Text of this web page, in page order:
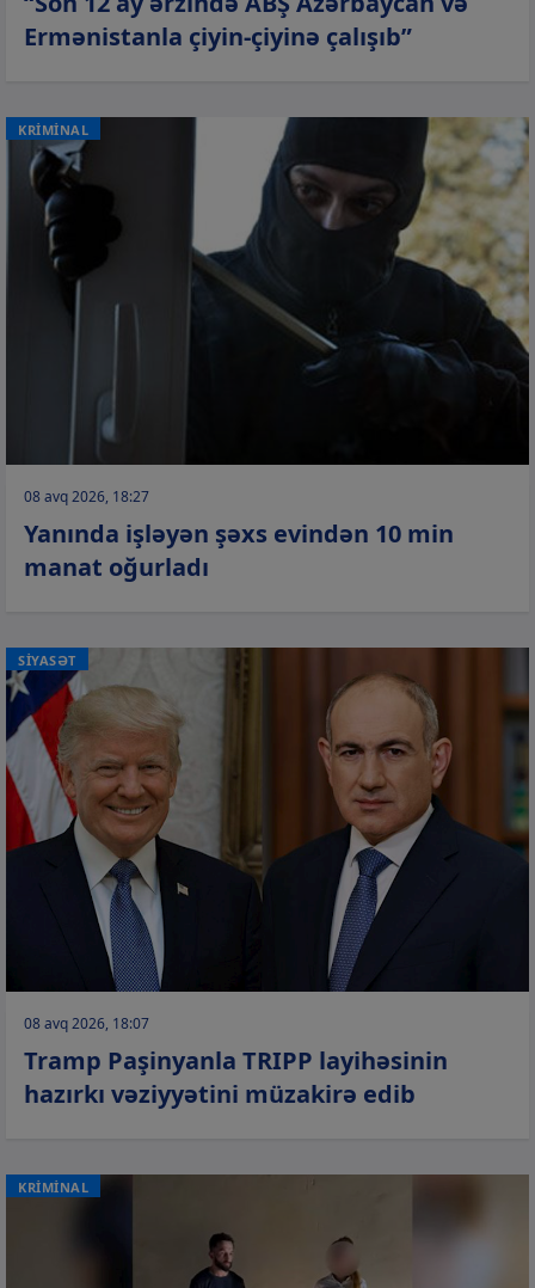
Ermənistanla çiyin-çiyinə çalışıb”
KRİMİNAL
08 avq 2026, 18:27
Yanında işləyən şəxs evindən 10 min
manat oğurladı
SİYASƏT
08 avq 2026, 18:07
Tramp Paşinyanla TRIPP layihəsinin
hazırkı vəziyyətini müzakirə edib
KRİMİNAL